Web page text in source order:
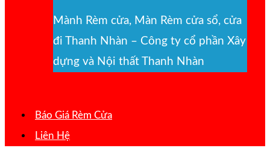
Mành Rèm cửa, Màn Rèm cửa sổ, cửa
đi Thanh Nhàn – Công ty cổ phần Xây
dựng và Nội thất Thanh Nhàn
Báo Giá Rèm Cửa
Liên Hệ